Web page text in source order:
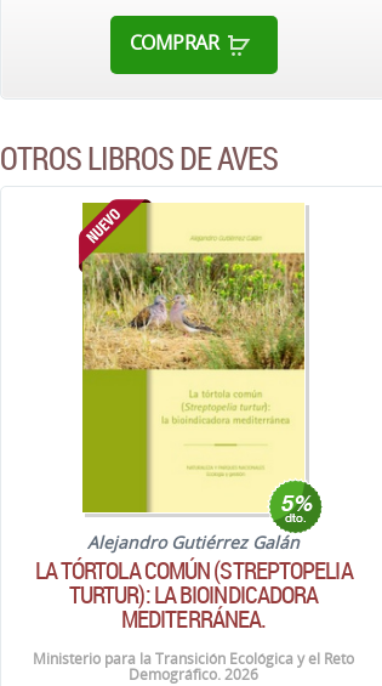
COMPRAR
OTROS LIBROS DE AVES
Alejandro Gutiérrez Galán
LA TÓRTOLA COMÚN (STREPTOPELIA
TURTUR): LA BIOINDICADORA
MEDITERRÁNEA.
Ministerio para la Transición Ecológica y el Reto
Demográfico. 2026